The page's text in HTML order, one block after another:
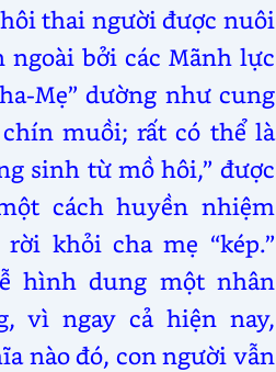
thai người được nuôi
ngoài bởi các Mãnh lực
Mẹ” dường như cung
muồi; rất có thể là
sinh từ mồ hôi,” được
cách huyền nhiệm
khỏi cha mẹ “kép.”
hình dung một nhân
vì ngay cả hiện nay,
nào đó, con người vẫn